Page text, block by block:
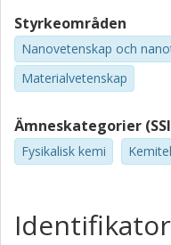
Styrkeområden
Nanovetenskap och
Materialvetenskap
Ämneskategorier
Fysikalisk kemi